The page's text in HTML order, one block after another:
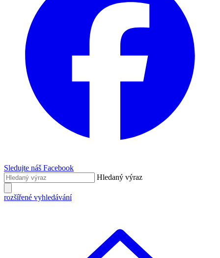
Sledujte náš Facebook
Hledaný výraz
rozšířené vyhledávání